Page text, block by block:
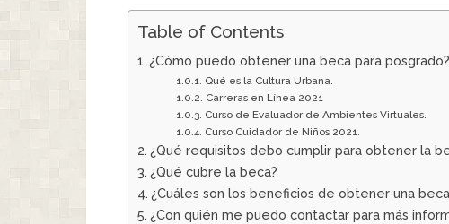
Table of Contents
¿Cómo puedo obtener una beca para posgrado?
Qué es la Cultura Urbana.
Carreras en Línea 2021
Curso de Evaluador de Ambientes Virtuales.
Curso Cuidador de Niños 2021.
¿Qué requisitos debo cumplir para obtener la
¿Qué cubre la beca?
¿Cuáles son los beneficios de obtener una
¿Con quién me puedo contactar para más